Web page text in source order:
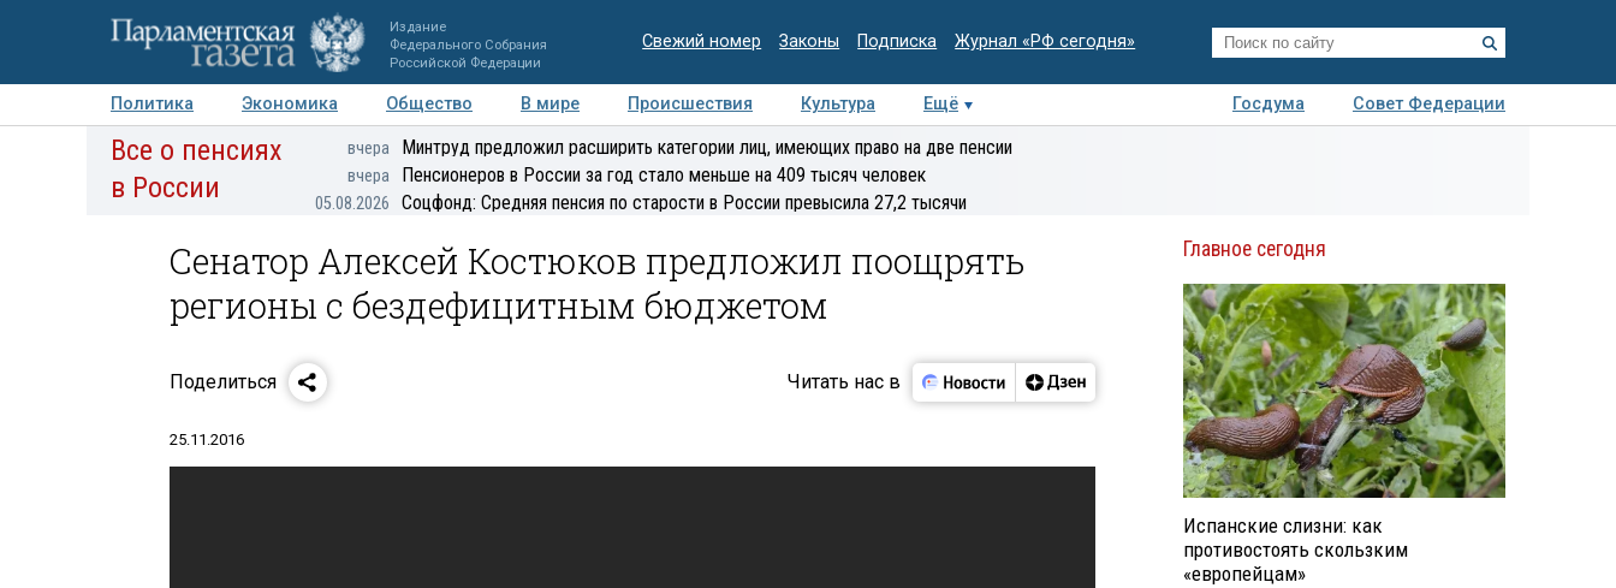
Издание
Федерального Собрания
Российской Федерации
Свежий номер Законы Подписка Журнал «РФ сегодня»
Политика Экономика Общество В мире Происшествия Культура Ещё Госдума
Совет Федерации
Авторы Персоны Мнения Регионы Медиацентр Интервью Колумнисты
Деловая
Все о пенсиях
в России
вчера Минтруд предложил расширить категории лиц, имеющих право на две пенсии
вчера Пенсионеров в России за год стало меньше на 409 тысяч человек
05.08.2026 Соцфонд: Средняя пенсия по старости в России превысила 27,2 тысячи
Сенатор Алексей Костюков предложил поощрять
регионы с бездефицитным бюджетом
Поделиться Читать нас в
25.11.2016
Главное сегодня
Испанские слизни: как
противостоять скользким
«европейцам»